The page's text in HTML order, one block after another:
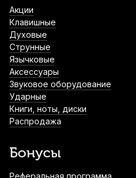
Акции
Клавишные
Духовые
Струнные
Язычковые
Аксессуары
Звуковое оборудование
Ударные
Книги, ноты, диски
Распродажа
Бонусы
Реферальная программа